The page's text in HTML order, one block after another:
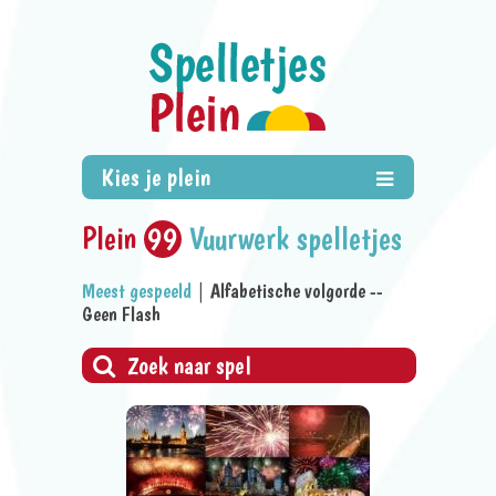
Plein 99 Vuurwerk spelletjes
Meest gespeeld Alfabetische volgorde--
Geen Flash